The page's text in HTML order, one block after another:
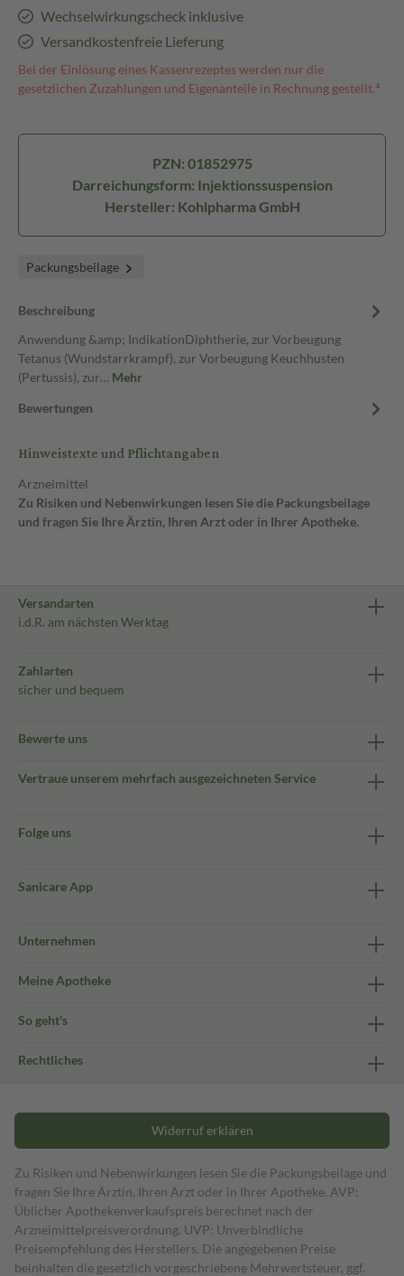
Wechselwirkungscheck inklusive
Versandkostenfreie Lieferung
Bei der Einlösung eines Kassenrezeptes werden nur die
gesetzlichen Zuzahlungen und Eigenanteile in Rechnung gestellt.⁴
PZN: 01852975
Darreichungsform: Injektionssuspension
Hersteller: Kohlpharma GmbH
Packungsbeilage
Beschreibung
Anwendung &amp; IndikationDiphtherie, zur Vorbeugung
Tetanus (Wundstarrkrampf), zur Vorbeugung Keuchhusten
(Pertussis), zur… Mehr
Bewertungen
Hinweistexte und Pflichtangaben
Arzneimittel
Zu Risiken und Nebenwirkungen lesen Sie die Packungsbeilage
und fragen Sie Ihre Ärztin, Ihren Arzt oder in Ihrer Apotheke.
Versandarten
i.d.R. am nächsten Werktag
Zahlarten
sicher und bequem
Bewerte uns
Vertraue unserem mehrfach ausgezeichneten Service
Folge uns
Sanicare App
Unternehmen
Meine Apotheke
So geht's
Rechtliches
Widerruf erklären
Zu Risiken und Nebenwirkungen lesen Sie die Packungsbeilage und
fragen Sie Ihre Ärztin, Ihren Arzt oder in Ihrer Apotheke. AVP:
Üblicher Apothekenverkaufspreis berechnet nach der
Arzneimittelpreisverordnung. UVP: Unverbindliche
Preisempfehlung des Herstellers. Die angegebenen Preise
beinhalten die gesetzlich vorgeschriebene Mehrwertsteuer, ggf.